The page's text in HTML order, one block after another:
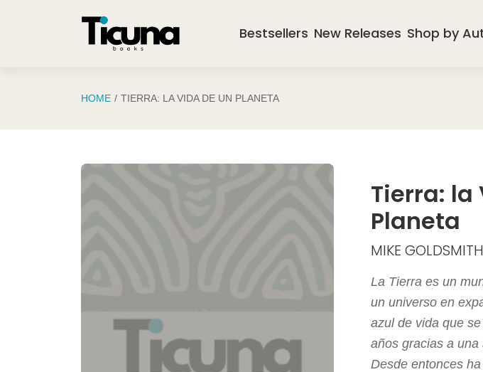
Bestsellers New Releases Shop by
HOME TIERRA: LA VIDA DE UN PLANETA
Tierra: la
Planeta
MIKE GOLDSMITH
La Tierra es un
un universo en
azul de vida que
años gracias a una
Desde entonces